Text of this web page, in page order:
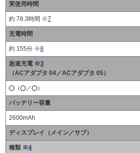
実使用時間
約 78.3時間 ※7
充電時間
約 155分 ※8
急速充電 ※3
（ACアダプタ 04／ACアダプタ 05）
（ ／ ）
バッテリー容量
2600mAh
ディスプレイ（メイン／サブ）
種類 ※4